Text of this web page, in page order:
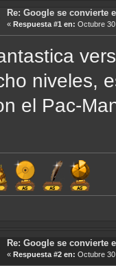
Re: Google se convierte
« Respuesta #1 en: Octubre
niveles,
el Pac-
Re: Google se convierte
« Respuesta #2 en: Octubre